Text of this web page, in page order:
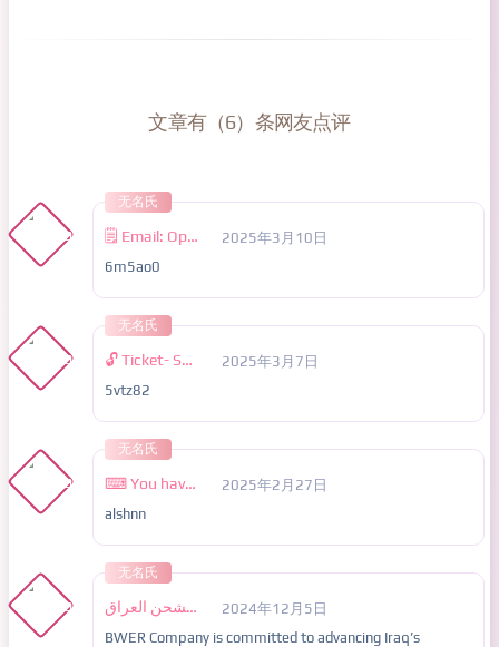
文章有（6）条网友点评
无名氏
🗒 Email: Operation NoEM44. NEXT >>> https://graph.org/GET-BITCOIN-TRANSFER-02-23-2?hs=b3f28da6a2ddd5e21e9cd6e3188a7b19& 🗒
2025年3月10日
6m5ao0
无名氏
🔓 Ticket- SENDING 0,75184988 BTC. Next => https://graph.org/GET-BITCOIN-TRANSFER-02-23-2?hs=b3f28da6a2ddd5e21e9cd6e3188a7b19& 🔓
2025年3月7日
5vtz82
无名氏
⌨ You have a message(-s) № 879234. Go > https://forms.gle/iYBw6VAkNt68dghQ6?hs=b3f28da6a2ddd5e21e9cd6e3188a7b19& ⌨
2025年2月27日
alshnn
无名氏
موازين الشحن العراق
2024年12月5日
BWER Company is committed to advancing Iraq’s